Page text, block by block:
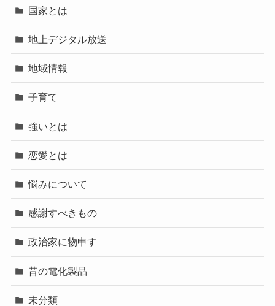
国家とは
地上デジタル放送
地域情報
子育て
強いとは
恋愛とは
悩みについて
感謝すべきもの
政治家に物申す
昔の電化製品
未分類